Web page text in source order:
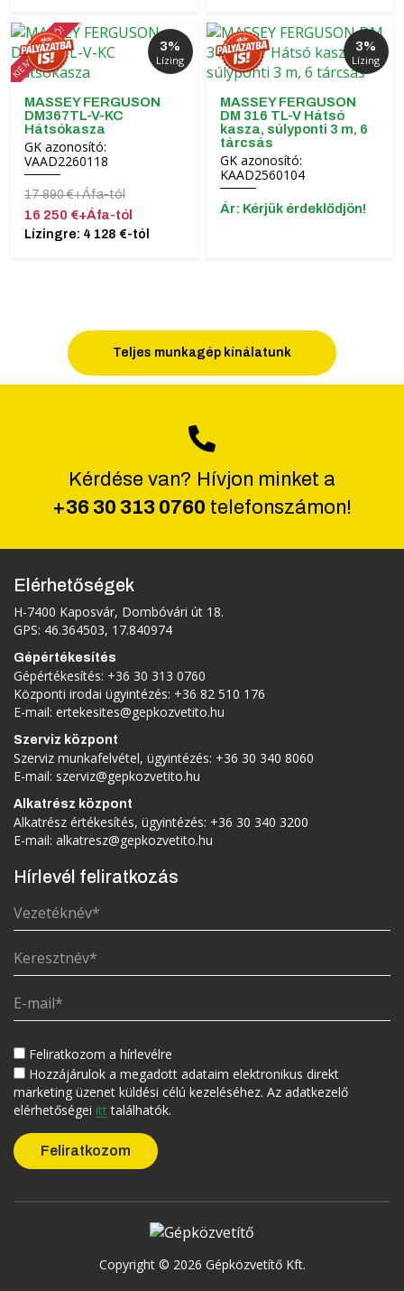
KIEMELT AKCIÓ! 3%
Lízing
MASSEY FERGUSON
DM367TL-V-KC
Hátsókasza
GK azonosító:
VAAD2260118
17 890 €+Áfa-tól
16 250 €+Áfa-tól
Lízingre: 4 128 €-tól
3%
Lízing
MASSEY FERGUSON
DM 316 TL-V Hátsó
kasza, súlyponti 3 m, 6
tárcsás
GK azonosító:
KAAD2560104
Ár: Kérjük érdeklődjön!
Teljes munkagép kínálatunk
Kérdése van? Hívjon minket a
+36 30 313 0760 telefonszámon!
Elérhetőségek
H-7400 Kaposvár, Dombóvári út 18.
GPS: 46.364503, 17.840974
Gépértékesítés
Gépértékesítés: +36 30 313 0760
Központi irodai ügyintézés: +36 82 510 176
E-mail: ertekesites@gepkozvetito.hu
Szerviz központ
Szerviz munkafelvétel, ügyintézés: +36 30 340 8060
E-mail: szerviz@gepkozvetito.hu
Alkatrész központ
Alkatrész értékesítés, ügyintézés: +36 30 340 3200
E-mail: alkatresz@gepkozvetito.hu
Hírlevél feliratkozás
Feliratkozom a hírlevélre
Hozzájárulok a megadott adataim elektronikus direkt
marketing üzenet küldési célú kezeléséhez. Az adatkezelő
elérhetőségei itt találhatók.
Copyright © 2026 Gépközvetítő Kft.